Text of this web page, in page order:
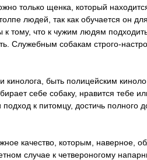
только щенка, который
людей, так как обучается он
к тому, что к чужим людям
Служебным собакам строго-
кинолога, быть полицейским
себе собаку, нравится тебе
к питомцу, достичь полного
качество, которым, наверное,
случае к четвероногому